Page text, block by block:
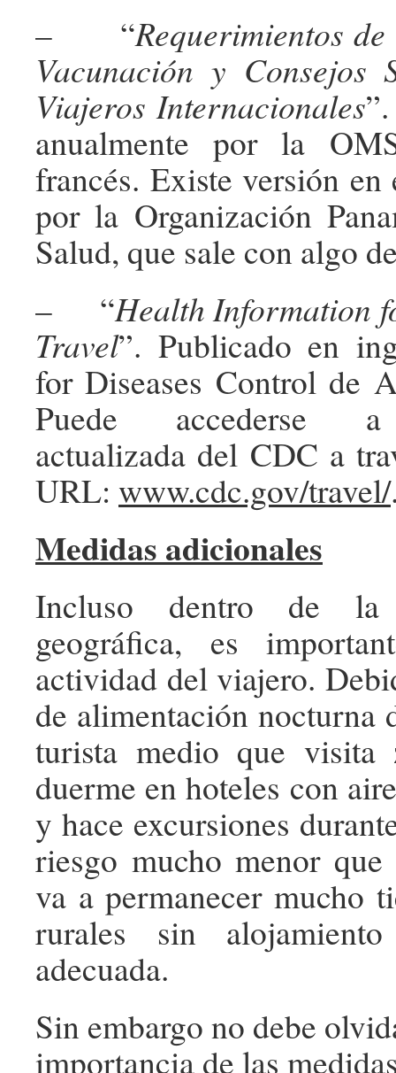
– “Requerimientos
Vacunación y Consejos
Viajeros Internacionales
anualmente por la
francés. Existe versión en
por la Organización
Salud, que sale con algo
– “Health Information
Travel”. Publicado en
for Diseases Control de
Puede accederse a
actualizada del CDC a
URL: www.cdc.gov/travel/
Medidas adicionales
Incluso dentro de la
geográfica, es
actividad del viajero.
de alimentación nocturna
turista medio que visita
duerme en hoteles con
y hace excursiones
riesgo mucho menor
va a permanecer mucho
rurales sin
adecuada.
Sin embargo no debe
importancia de las